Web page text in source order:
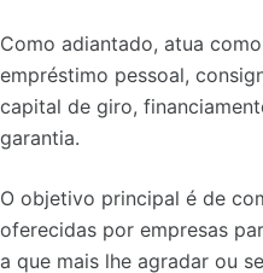
Como adiantado, atua
empréstimo pessoal,
capital de giro,
garantia.
O objetivo principal é de
oferecidas por empresas
a que mais lhe agradar ou